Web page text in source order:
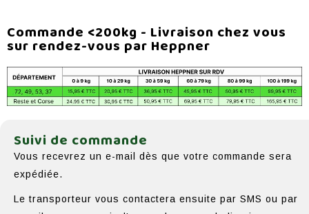
Commande <200kg - Livraison chez vous
sur rendez-vous par Heppner
Suivi de commande
Vous recevrez un e-mail dès que votre commande sera
expédiée.
Le transporteur vous contactera ensuite par SMS ou par